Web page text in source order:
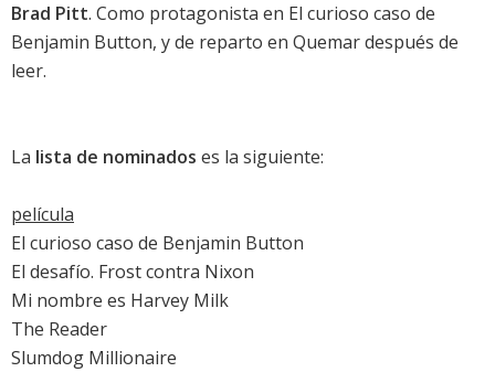
Brad Pitt. Como protagonista en El curioso caso de
Benjamin Button, y de reparto en Quemar después de
leer.
La lista de nominados es la siguiente:
película
El curioso caso de Benjamin Button
El desafío. Frost contra Nixon
Mi nombre es Harvey Milk
The Reader
Slumdog Millionaire